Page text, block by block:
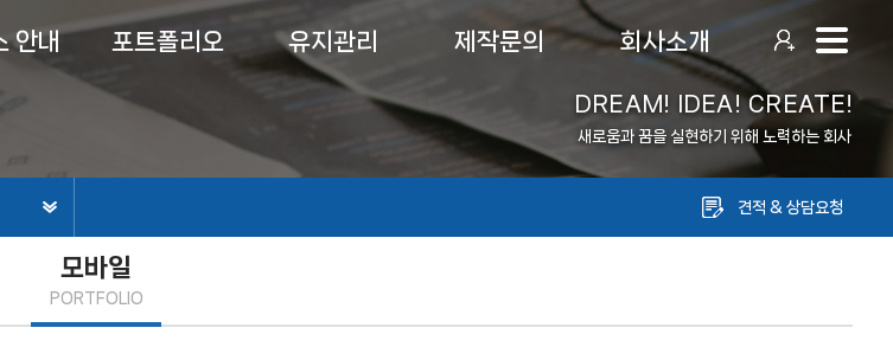
안내 포트폴리오 유지관리 제작문의 회사소개
DREAM! IDEA! CREATE!
새로움과 꿈을 실현하기 위해 노력하는 회사
견적 & 상담요청
모바일
PORTFOLIO